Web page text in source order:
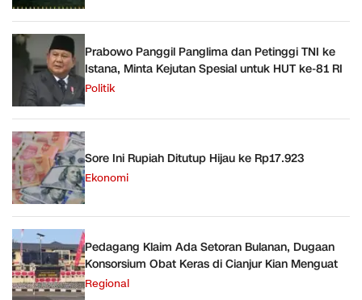
Prabowo Panggil Panglima dan Petinggi TNI ke
Istana, Minta Kejutan Spesial untuk HUT ke-81 RI
Politik
Sore Ini Rupiah Ditutup Hijau ke Rp17.923
Ekonomi
Pedagang Klaim Ada Setoran Bulanan, Dugaan
Konsorsium Obat Keras di Cianjur Kian Menguat
Regional